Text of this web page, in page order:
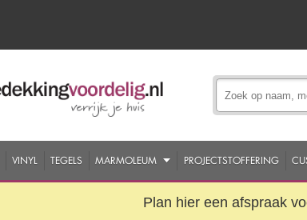
VINYL TEGELS MARMOLEUM PROJECTSTOFFERING
Plan hier een afspraak